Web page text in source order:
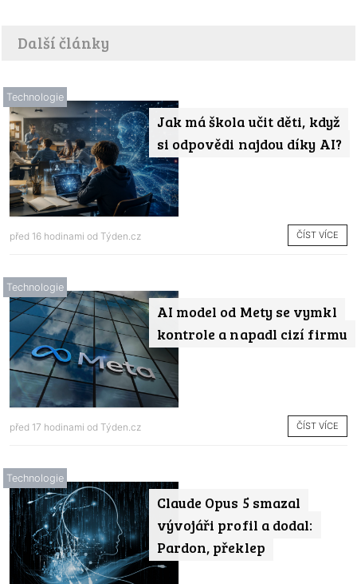
Další články
Jak má škola učit děti, když
si odpovědi najdou díky AI?
Technologie
před 16 hodinami od Týden.cz ČÍST VÍCE
AI model od Mety se vymkl
kontrole a napadl cizí firmu
Technologie
před 17 hodinami od Týden.cz ČÍST VÍCE
Claude Opus 5 smazal
vývojáři profil a dodal:
Pardon, překlep
Technologie